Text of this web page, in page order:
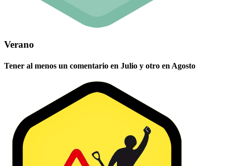
Verano
Tener al menos un comentario en Julio y otro en Agosto